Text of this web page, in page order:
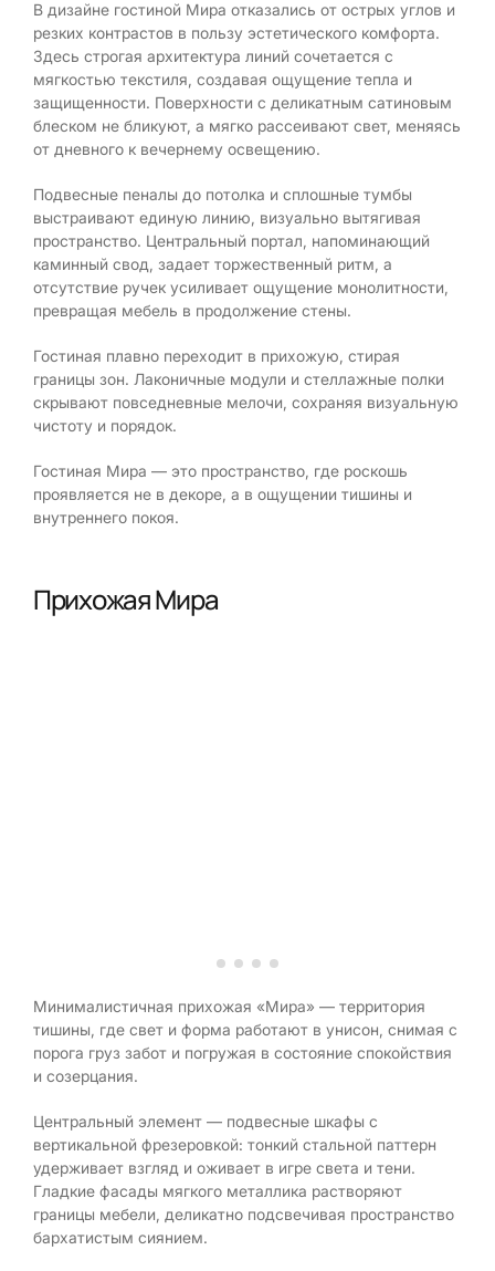
В дизайне гостиной Мира отказались от острых углов и
резких контрастов в пользу эстетического комфорта.
Здесь строгая архитектура линий сочетается с
мягкостью текстиля, создавая ощущение тепла и
защищенности. Поверхности с деликатным сатиновым
блеском не бликуют, а мягко рассеивают свет, меняясь
от дневного к вечернему освещению.
Подвесные пеналы до потолка и сплошные тумбы
выстраивают единую линию, визуально вытягивая
пространство. Центральный портал, напоминающий
каминный свод, задает торжественный ритм, а
отсутствие ручек усиливает ощущение монолитности,
превращая мебель в продолжение стены.
Гостиная плавно переходит в прихожую, стирая
границы зон. Лаконичные модули и стеллажные полки
скрывают повседневные мелочи, сохраняя визуальную
чистоту и порядок.
Гостиная Мира — это пространство, где роскошь
проявляется не в декоре, а в ощущении тишины и
внутреннего покоя.
Прихожая Мира
Минималистичная прихожая «Мира» — территория
тишины, где свет и форма работают в унисон, снимая с
порога груз забот и погружая в состояние спокойствия
и созерцания.
Центральный элемент — подвесные шкафы с
вертикальной фрезеровкой: тонкий стальной паттерн
удерживает взгляд и оживает в игре света и тени.
Гладкие фасады мягкого металлика растворяют
границы мебели, деликатно подсвечивая пространство
бархатистым сиянием.